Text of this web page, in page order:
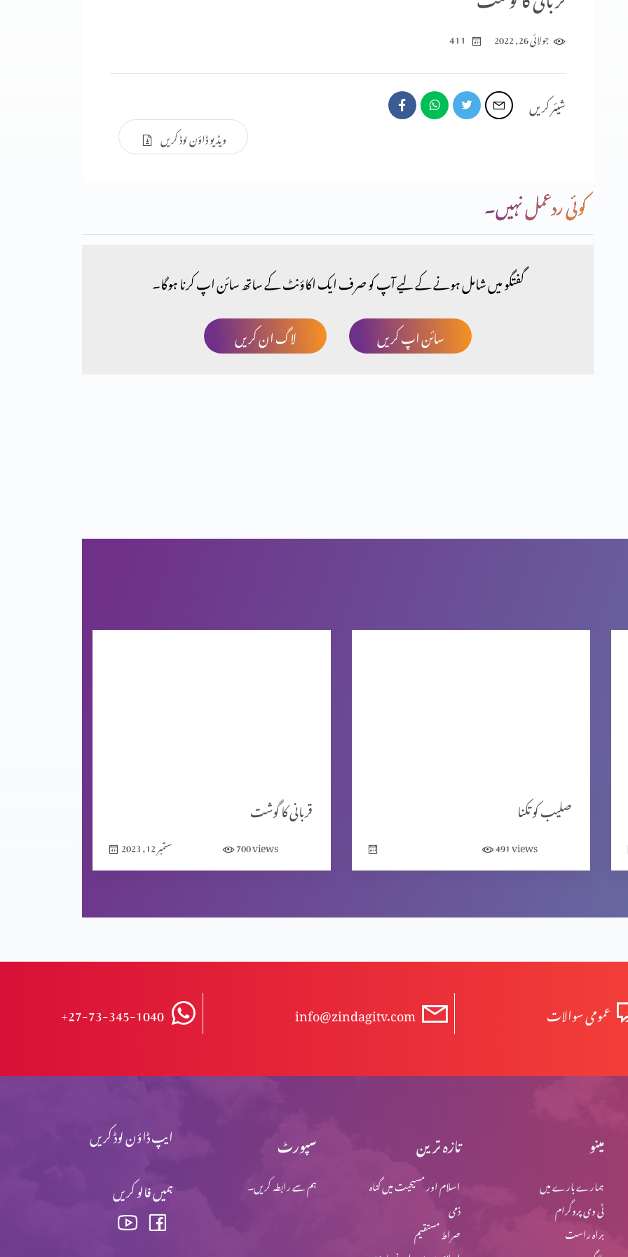
جولائی 26, 2022 411
شیئر کریں
ویڈیو ڈاؤن لوڈ کریں
کوئی ردعمل نہیں۔
گفتگو میں شامل ہونے کے لیے آپ کو صرف ایک اکاؤنٹ کے ساتھ سائن اپ کرنا ہوگا۔
لاگ ان کریں
سائن اپ کریں
قربانی کا گوشت
ستمبر 12, 2023 700views
صلیب کو تکنا
491views
+27-73-345-1040 info@zindagitv.com عمومی سوالات
ایپ ڈاؤن لوڈ کریں
ہمیں فالو کریں
سپورٹ
ہم سے رابطہ کریں۔
تازہ ترین
اسلام اور مسیحیت میں گناہ
ذمی
صراط مستقیم
مینو
ہمارے بارے میں
ٹی وی پروگرام
براہ راست